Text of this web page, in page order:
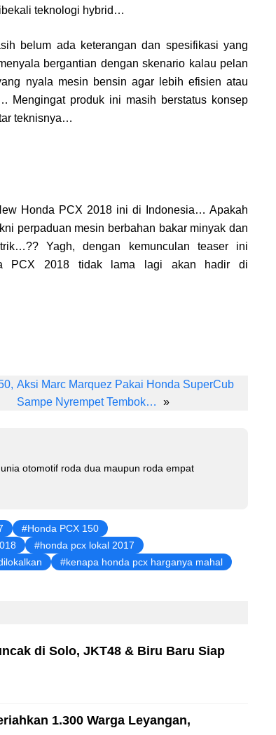
teknologi hybrid…
belum ada keterangan dan spesifikasi yang
bergantian dengan skenario kalau pelan
nyala mesin bensin agar lebih efisien atau
Mengingat produk ini masih berstatus konsep
teknisnya…
Honda PCX 2018 ini di Indonesia… Apakah
perpaduan mesin berbahan bakar minyak dan
Yagh, dengan kemunculan teaser ini
PCX 2018 tidak lama lagi akan hadir di
Aksi Marc Marquez Pakai Honda SuperCub
Sampe Nyrempet Tembok…
»
otomotif roda dua maupun roda empat
Honda PCX 150
honda pcx lokal 2017
kenapa honda pcx harganya mahal
di Solo, JKT48 & Biru Baru Siap
1.300 Warga Leyangan,